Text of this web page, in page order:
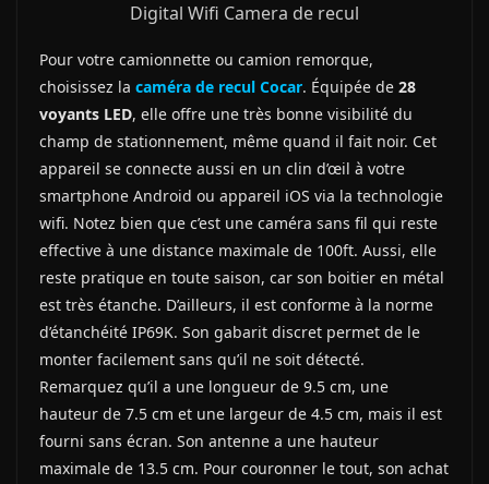
Digital Wifi Camera de recul
Pour votre camionnette ou camion remorque,
choisissez la caméra de recul Cocar. Équipée de 28
voyants LED, elle offre une très bonne visibilité du
champ de stationnement, même quand il fait noir. Cet
appareil se connecte aussi en un clin d’œil à votre
smartphone Android ou appareil iOS via la technologie
wifi. Notez bien que c’est une caméra sans fil qui reste
effective à une distance maximale de 100ft. Aussi, elle
reste pratique en toute saison, car son boitier en métal
est très étanche. D’ailleurs, il est conforme à la norme
d’étanchéité IP69K. Son gabarit discret permet de le
monter facilement sans qu’il ne soit détecté.
Remarquez qu’il a une longueur de 9.5 cm, une
hauteur de 7.5 cm et une largeur de 4.5 cm, mais il est
fourni sans écran. Son antenne a une hauteur
maximale de 13.5 cm. Pour couronner le tout, son achat